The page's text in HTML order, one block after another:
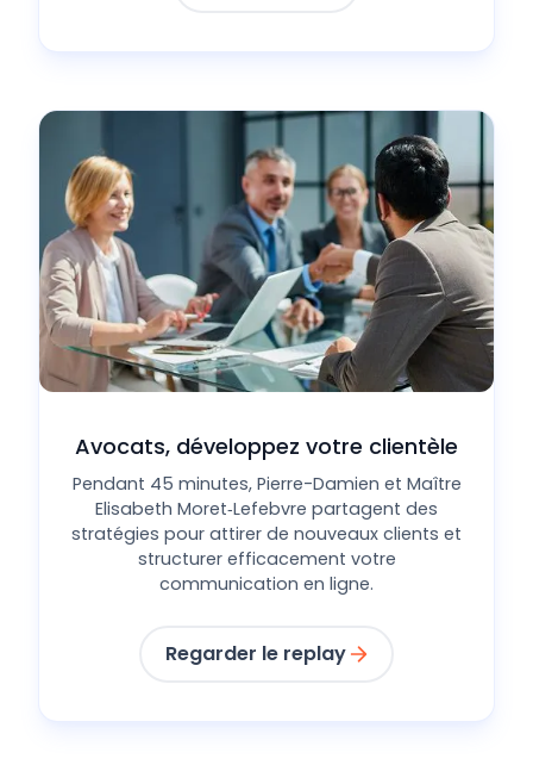
Avocats, développez votre clientèle
Pendant 45 minutes, Pierre-Damien et Maître
Elisabeth Moret‑Lefebvre partagent des
stratégies pour attirer de nouveaux clients et
structurer efficacement votre
communication en ligne.
Regarder le replay